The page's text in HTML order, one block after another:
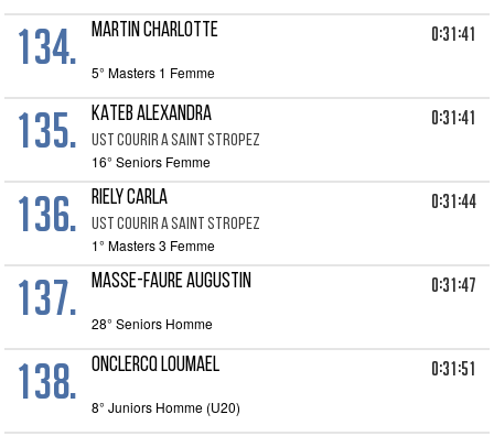
134. MARTIN CHARLOTTE 0:31:41
5° Masters 1 Femme
135. KATEB ALEXANDRA
UST COURIR A SAINT STROPEZ
0:31:41
16° Seniors Femme
136. RIELY CARLA
UST COURIR A SAINT STROPEZ
0:31:44
1° Masters 3 Femme
137. MASSE-FAURE AUGUSTIN 0:31:47
28° Seniors Homme
138. ONCLERCQ LOUMAEL 0:31:51
8° Juniors Homme (U20)